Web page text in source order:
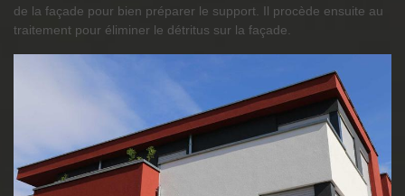
de la façade pour bien préparer le support. Il procède ensuite au
traitement pour éliminer le détritus sur la façade.